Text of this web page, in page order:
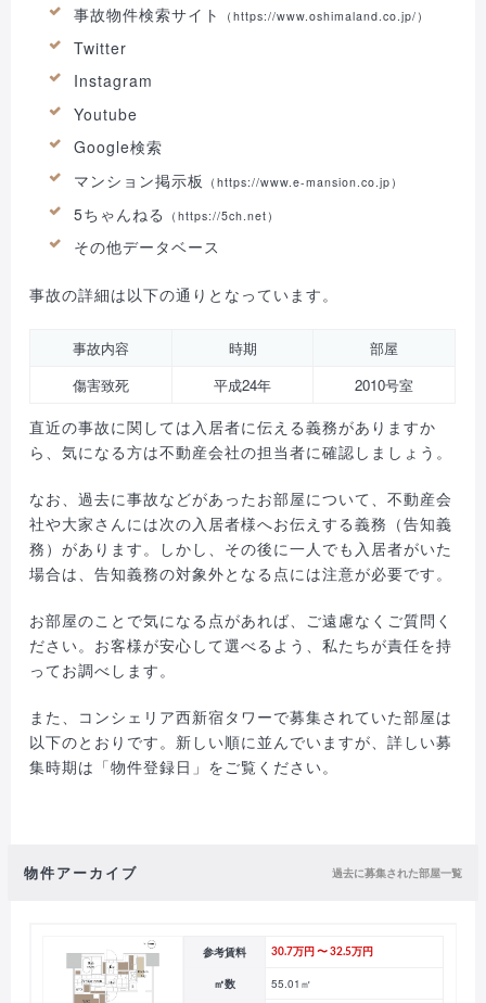
事故物件検索サイト （https://www.oshimaland.co.jp/ ）
Twitter
Instagram
Youtube
Google検索
マンション掲示板
（https://www.e-mansion.co.jp）
5ちゃんねる （https://5ch.net）
その他データベース
事故の詳細は以下の通りとなっています。
事故内容 時期
部屋
傷害致死
平成24年 2010号室
直近の事故に関しては入居者に伝える義務がありますか
ら、気になる方は不動産会社の担当者に確認しましょう。
なお、過去に事故などがあったお部屋について、不動産会
社や大家さんには次の入居者様へお伝えする義務（告知義
務）があります。しかし、その後に一人でも入居者がいた
場合は、告知義務の対象外となる点には注意が必要です。
お部屋のことで気になる点があれば、ご遠慮なくご質問く
ださい。お客様が安心して選べるよう、私たちが責任を持
ってお調べします。
また、コンシェリア西新宿タワーで募集されていた部屋は
以下のとおりです。新しい順に並んでいますが、詳しい募
集時期は「物件登録日」をご覧ください。
物件アーカイブ 過去に募集された部屋一覧
参考賃料 30.7万円 〜 32.5万円
㎡数 55.01㎡